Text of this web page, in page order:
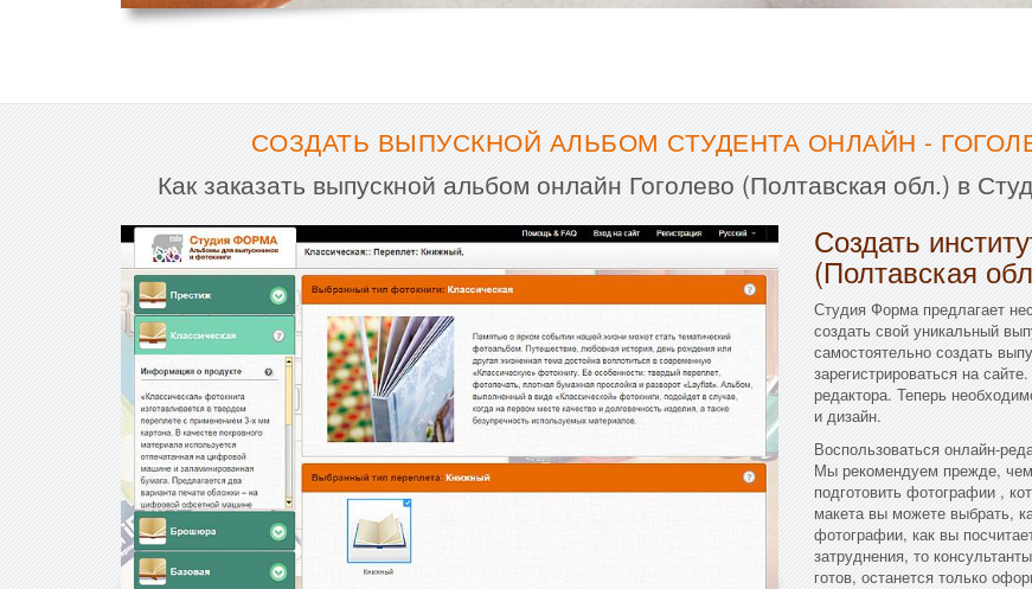
СОЗДАТЬ ВЫПУСКНОЙ АЛЬБОМ СТУДЕНТА ОНЛАЙН -
Как заказать выпускной альбом онлайн Гоголево (Полтавская обл.) в
Создать
(Полтавская
Студия Форма предлагает
создать свой уникальный
самостоятельно создать
зарегистрироваться на
редактора. Теперь
и дизайн.
Воспользоваться онлайн-
Мы рекомендуем прежде, чем
подготовить фотографии ,
макета вы можете выбрать,
фотографии, как вы
затруднения, то
готов, останется только